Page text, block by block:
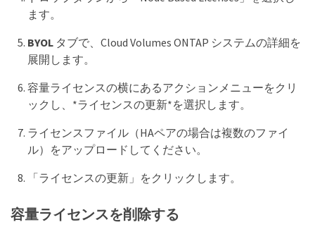
ます。
BYOLタブで、Cloud Volumes ONTAP システムの詳細を
展開します。
容量ライセンスの横にあるアクションメニューをクリ
ックし、*ライセンスの更新*を選択します。
ライセンスファイル（HAペアの場合は複数のファイ
ル）をアップロードしてください。
「ライセンスの更新」をクリックします。
容量ライセンスを削除する